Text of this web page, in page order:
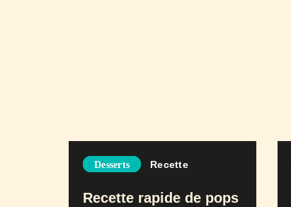
Desserts Recette
Recette rapide de pops